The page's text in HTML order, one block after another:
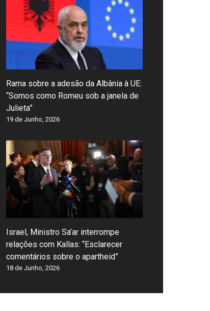
Rama sobre a adesão da Albânia à UE:
“Somos como Romeu sob a janela de
Julieta”
19 de Junho, 2026
Israel, Ministro Sa’ar interrompe
relações com Kallas: “Esclarecer
comentários sobre o apartheid”
18 de Junho, 2026